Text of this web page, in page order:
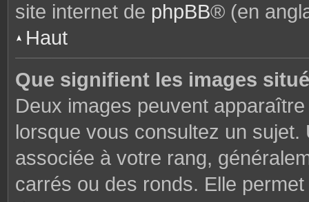
site internet de phpBB® (en
Haut
Que signifient les images
Deux images peuvent
lorsque vous consultez un sujet.
associée à votre rang,
carrés ou des ronds. Elle